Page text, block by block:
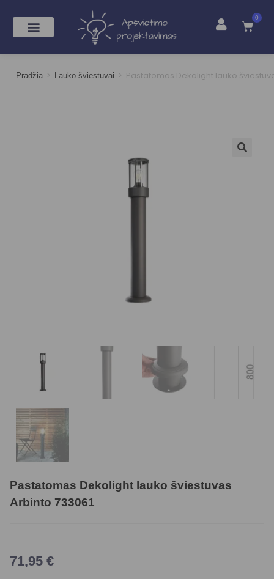
0
Pradžia > Lauko šviestuvai > Pastatomas Dekolight lauko
Pastatomas Dekolight lauko šviestuvas
Arbinto 733061
71,95 €